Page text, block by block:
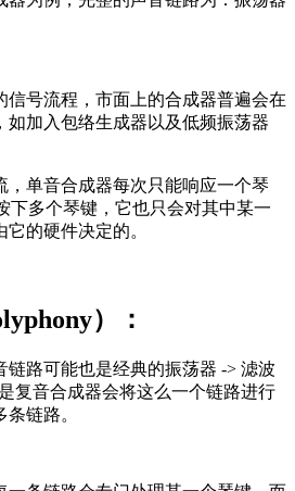
信号流程，市面上的合成器普遍会在
如加入包络生成器以及低频振荡器
，单音合成器每次只能响应一个琴
下多个琴键，它也只会对其中某一
的硬件决定的。
）：
链路可能也是经典的振荡器 -> 滤波
复音合成器会将这么一个链路进行
链路。